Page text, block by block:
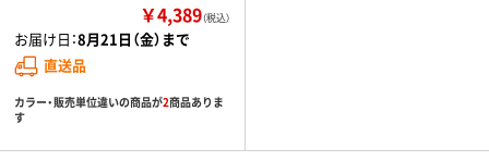
￥4,389（税込）
お届け日：8月21日（金）まで
直送品
カラー・販売単位違いの商品が2商品ありま
す